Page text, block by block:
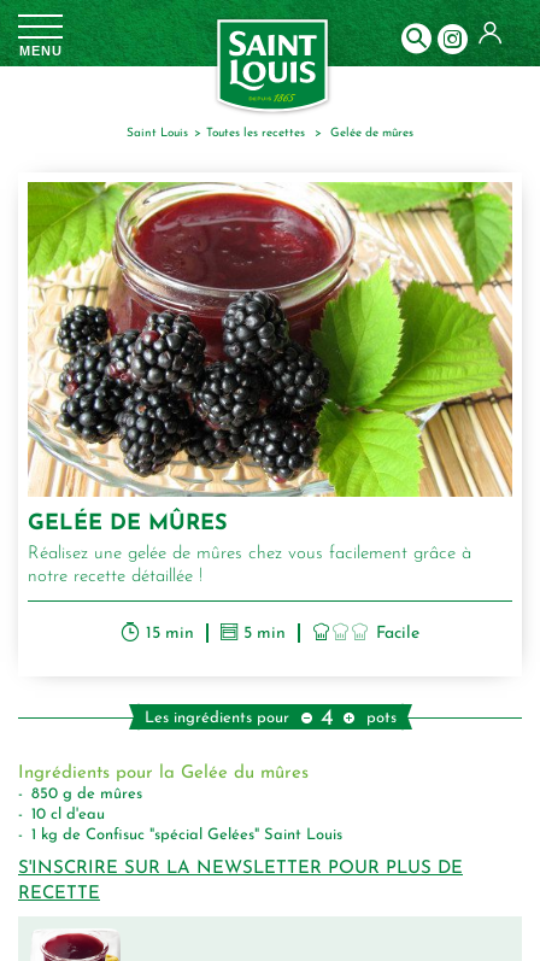
MENU
Saint Louis toutes les recettes gelée de mûres
GELÉE DE MÛRES
Réalisez une gelée de mûres chez vous facilement grâce à
notre recette détaillée !
15 min 5 min Facile
Les ingrédients pour 4 pots
Ingrédients pour la Gelée du mûres
850 g de mûres
10 cl d'eau
1
kg de Confisuc "spécial Gelées" Saint Louis
S'INSCRIRE SUR LA NEWSLETTER POUR PLUS DE
RECETTE
Panneau de gestion des cookies